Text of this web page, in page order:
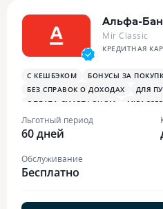
Альфа-
Mir Classic
С КЕШБЭКОМ БОНУСЫ ЗА
БЕЗ СПРАВОК О ДОХОДАХ
ДЛЯ
ОПЛАТА СМАРТФОНОМ
ПЛАТЕЖНЫЙ СТИКЕР
Льготный период
60 дней
Обслуживание
Бесплатно